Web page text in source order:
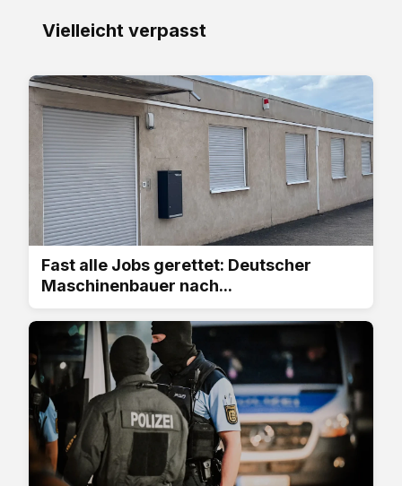
Vielleicht verpasst
Fast alle Jobs gerettet: Deutscher
Maschinenbauer nach...